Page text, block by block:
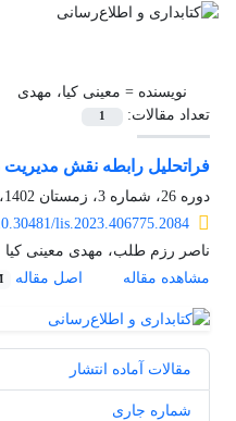
نویسنده = معینی کیا، مهدی
تعداد مقالات:
1
فراتحلیل رابطه نقش
دوره 26، شماره 3، زمستان 1402، صفحه
lis.2023.406775.2084
ناصر رزم طلب، مهدی معینی کیا
مشاهده مقاله
اصل مقاله
مقالات آماده انتشار
شماره جاری